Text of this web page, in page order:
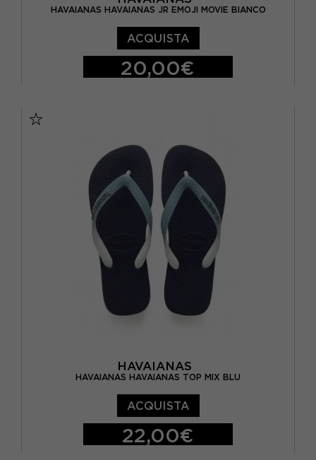
HAVAIANAS HAVAIANAS JR EMOJI MOVIE BIANCO
BRASIL 27/28 - EUR 29/30
BRASIL 29/30 - EUR 31/32
BRASIL 31/32 - EUR 33/34
ACQUISTA
20,00€
HAVAIANAS
HAVAIANAS HAVAIANAS TOP MIX BLU
ACQUISTA
22,00€